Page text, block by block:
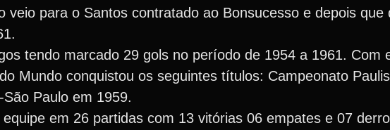
veio para o Santos contratado ao Bonsucesso e depois que
tendo marcado 29 gols no período de 1954 a 1961. Com
Mundo conquistou os seguintes títulos: Campeonato
Paulo em 1959.
em 26 partidas com 13 vitórias 06 empates e 07